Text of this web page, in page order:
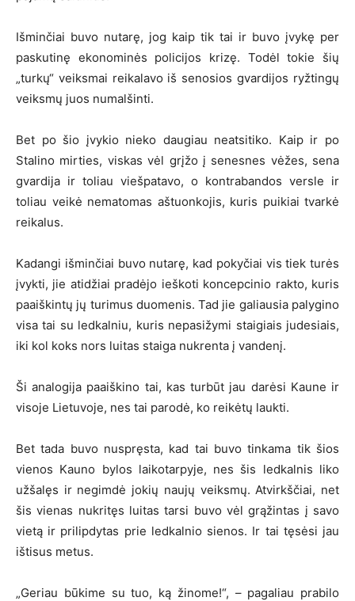
Išminčiai buvo nutarę, jog kaip tik tai ir buvo įvykę per
paskutinę ekonominės policijos krizę. Todėl tokie šių
„turkų“ veiksmai reikalavo iš senosios gvardijos ryžtingų
veiksmų juos numalšinti.
Bet po šio įvykio nieko daugiau neatsitiko. Kaip ir po
Stalino mirties, viskas vėl grįžo į senesnes vėžes, sena
gvardija ir toliau viešpatavo, o kontrabandos versle ir
toliau veikė nematomas aštuonkojis, kuris puikiai tvarkė
reikalus.
Kadangi išminčiai buvo nutarę, kad pokyčiai vis tiek turės
įvykti, jie atidžiai pradėjo ieškoti koncepcinio rakto, kuris
paaiškintų jų turimus duomenis. Tad jie galiausia palygino
visa tai su ledkalniu, kuris nepasižymi staigiais judesiais,
iki kol koks nors luitas staiga nukrenta į vandenį.
Ši analogija paaiškino tai, kas turbūt jau darėsi Kaune ir
visoje Lietuvoje, nes tai parodė, ko reikėtų laukti.
Bet tada buvo nuspręsta, kad tai buvo tinkama tik šios
vienos Kauno bylos laikotarpyje, nes šis ledkalnis liko
užšalęs ir negimdė jokių naujų veiksmų. Atvirkščiai, net
šis vienas nukritęs luitas tarsi buvo vėl grąžintas į savo
vietą ir prilipdytas prie ledkalnio sienos. Ir tai tęsėsi jau
ištisus metus.
„Geriau būkime su tuo, ką žinome!“, – pagaliau prabilo